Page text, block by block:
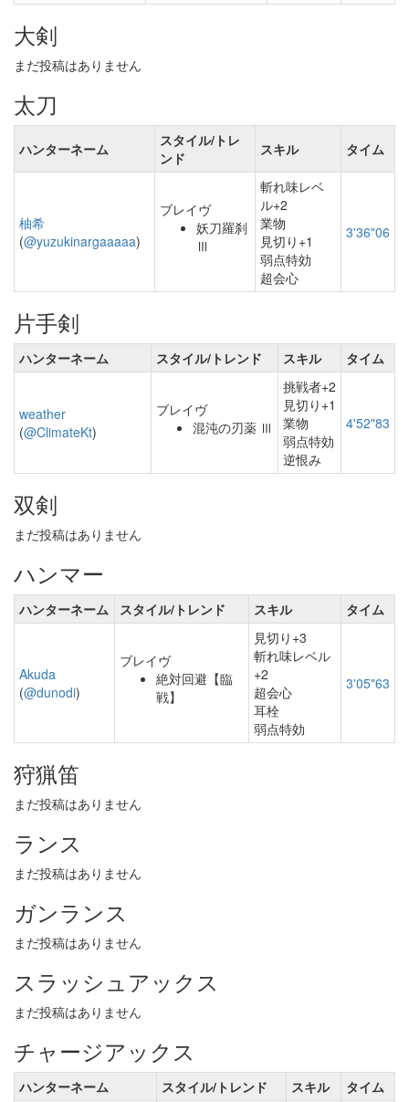
大剣
まだ投稿はありません
太刀
ハンターネーム
スタイル/トレ
ンド
スキル タイム
柚希
(@yuzukinargaaaaa)
ブレイヴ
妖刀羅刹
Ⅲ
斬れ味レベ
ル+2
業物
見切り+1
弱点特効
超会心
3'36"06
片手剣
ハンターネーム スタイル/トレンド スキル タイム
weather
(@ClimateKt)
ブレイヴ
混沌の刃薬 Ⅲ
挑戦者+2
見切り+1
業物
弱点特効
逆恨み
4'52"83
双剣
まだ投稿はありません
ハンマー
ハンターネーム スタイル/トレンド スキル タイム
Akuda
(@dunodi)
ブレイヴ
絶対回避【臨
戦】
見切り+3
斬れ味レベル
+2
超会心
耳栓
弱点特効
3'05"63
狩猟笛
まだ投稿はありません
ランス
まだ投稿はありません
ガンランス
まだ投稿はありません
スラッシュアックス
まだ投稿はありません
チャージアックス
ハンターネーム スタイル/トレンド スキル タイム